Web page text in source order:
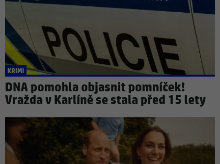
KRIMI
DNA pomohla objasnit pomníček!
Vražda v Karlíně se stala před 15 lety